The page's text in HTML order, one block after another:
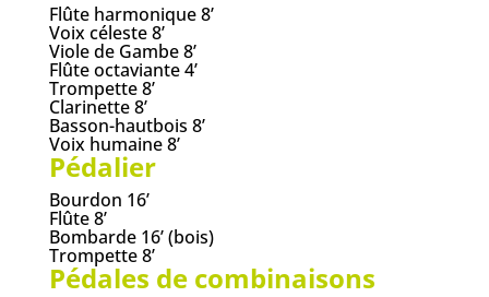
Flûte harmonique 8’
Voix céleste 8’
Viole de Gambe 8’
Flûte octaviante 4’
Trompette 8’
Clarinette 8’
Basson-hautbois 8’
Voix humaine 8’
Pédalier
Bourdon 16’
Flûte 8’
Bombarde 16’ (bois)
Trompette 8’
Pédales de combinaisons